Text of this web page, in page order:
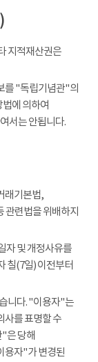
지적재산권은
를 "독립기념관"의
에 의하여
서는 안됩니다.
래기본법,
관련법을 위배하지
자 및 개정사유를
칠(7일) 이전부터
니다. "이용자"는
사를 표명할 수
은 당해
용자"가 변경된